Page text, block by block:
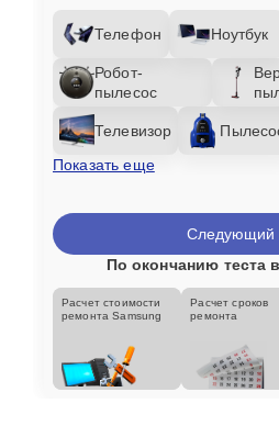
Телефон Ноутбук
Робот-
пылесос
Телевизор
Показать еще
Следующий
По окончанию теста
Расчет стоимости
ремонта Samsung
Расчет сроков
ремонта